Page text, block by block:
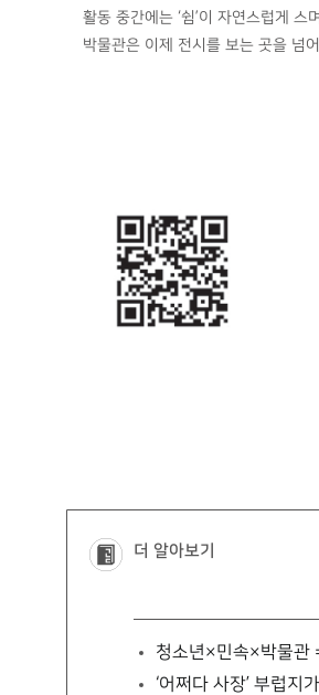
활동 중간에는 ‘쉼’이 자연스럽게
박물관은 이제 전시를 보는 곳을 넘
더 알아보기
청소년×민속×박물관
‘어쩌다 사장’ 부럽지